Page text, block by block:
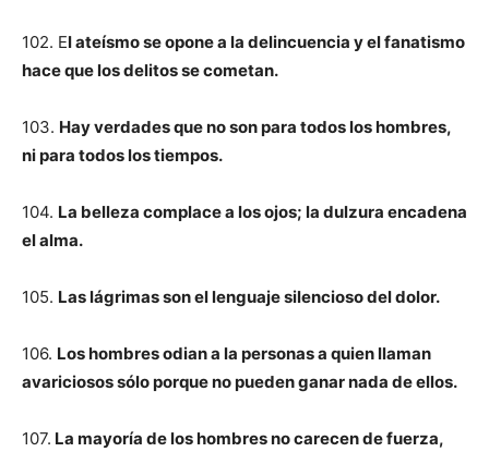
102. El ateísmo se opone a la delincuencia y el fanatismo
hace que los delitos se cometan.
103. Hay verdades que no son para todos los hombres,
ni para todos los tiempos.
104. La belleza complace a los ojos; la dulzura encadena
el alma.
105. Las lágrimas son el lenguaje silencioso del dolor.
106. Los hombres odian a la personas a quien llaman
avariciosos sólo porque no pueden ganar nada de ellos.
107. La mayoría de los hombres no carecen de fuerza,